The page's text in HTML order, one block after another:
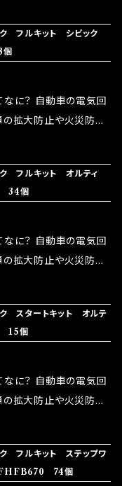
ウンユースだけでなく、
の実証実験の上、 製
なります。 ◇マジカル
ヒューズは放電防止効
り、このような効果を
スポンスの向上 ・アイ
） ・ターボ車のターボ
ウンユースだけでなく、
の実証実験の上、 製
供給を行っています。
い去れない欠点があり
露出している為、空気
属プレートが接触する
なります。 ◇マジカル
ヒューズは放電防止効
り、このような効果を
スポンスの向上 ・アイ
） ・ターボ車のターボ
ウンユースだけでなく、
の実証実験の上、 製
フルキット シビック
に？ 自動車の電気回
の拡大防止や火災防止
供給を行っています。
い去れない欠点があり
露出している為、空気
属プレートが接触する
なります。 ◇マジカル
ヒューズは放電防止効
り、このような効果を
スポンスの向上 ・アイ
） ・ターボ車のターボ
ウンユースだけでなく、
の実証実験の上、 製
フルキット オルティ
34個
に？ 自動車の電気回
の拡大防止や火災防止
供給を行っています。
い去れない欠点があり
露出している為、空気
属プレートが接触する
なります。 ◇マジカル
ヒューズは放電防止効
スタートキット オルテ
15個
に？ 自動車の電気回
の拡大防止や火災防止
供給を行っています。
い去れない欠点があり
フルキット ステップワ
74個